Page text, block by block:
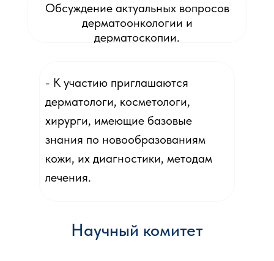
Обсуждение актуальных вопросов
дерматоонкологии и
дерматоскопии.
- К участию приглашаются
дерматологи, косметологи,
хирурги, имеющие базовые
знания по новообразованиям
кожи, их диагностики, методам
лечения.
Научный комитет